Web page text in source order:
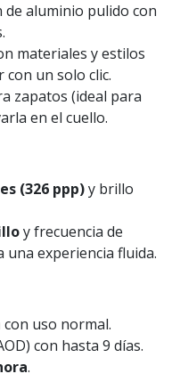
de aluminio pulido con
materiales y estilos
con un solo clic.
zapatos (ideal para
en el cuello.
(326 ppp)y brillo
y frecuencia de
una experiencia fluida.
con uso normal.
con hasta 9 días.
.